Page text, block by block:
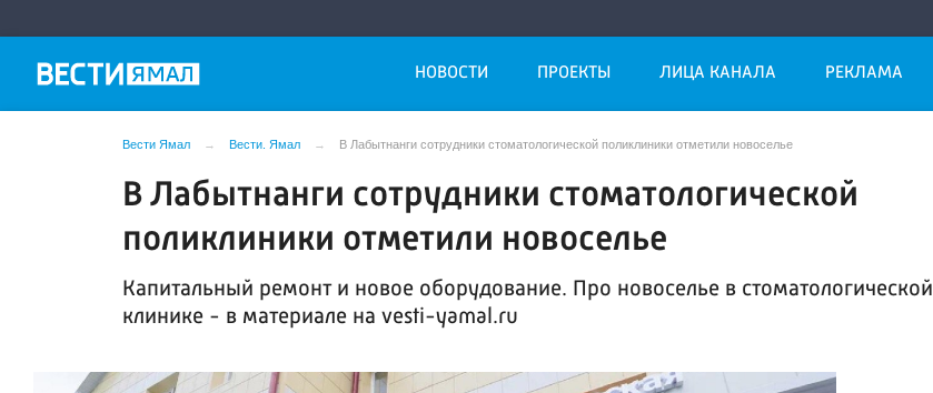
НОВОСТИ ПРОЕКТЫ ЛИЦА КАНАЛА РЕКЛАМА
Вести Ямал Вести. Ямал В Лабытнанги сотрудники стоматологической поликлиники отметили новоселье
В Лабытнанги сотрудники стоматологической
поликлиники отметили новоселье
Капитальный ремонт и новое оборудование. Про новоселье в стоматологической
клинике - в материале на vesti-yamal.ru